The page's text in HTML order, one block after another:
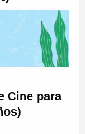
Cine para